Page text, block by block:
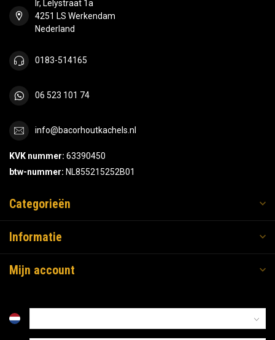
Ir, Lelystraat 1a
4251 LS Werkendam
Nederland
0183-514165
06 523 101 74
info@bacorhoutkachels.nl
KVK nummer: 63390450
btw-nummer: NL855215252B01
Categorieën
Informatie
Mijn account